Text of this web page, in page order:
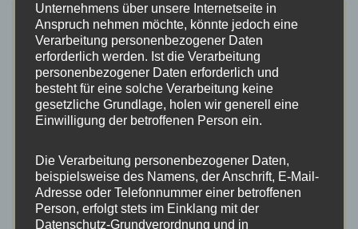
Exkursion: Durch die hohlen Gassen
bei Endingen
Thema: Durch die hohlen Gassen bei Endingen – entdecken
Sie den Lebensraum von Wildbienen, Bienenfressern und
Wildblumen Datum: 26.05.2024, 10-13 Uhr Ort: Endingen,
Unternehmens über unsere Internetseite in
Anspruch nehmen möchte, könnte jedoch eine
Verarbeitung personenbezogener Daten
erforderlich werden. Ist die Verarbeitung
personenbezogener Daten erforderlich und
besteht für eine solche Verarbeitung keine
gesetzliche Grundlage, holen wir generell eine
Einwilligung der betroffenen Person ein.
Die Verarbeitung personenbezogener Daten,
beispielsweise des Namens, der Anschrift, E-Mail-
Adresse oder Telefonnummer einer betroffenen
Person, erfolgt stets im Einklang mit der
Datenschutz-Grundverordnung und in